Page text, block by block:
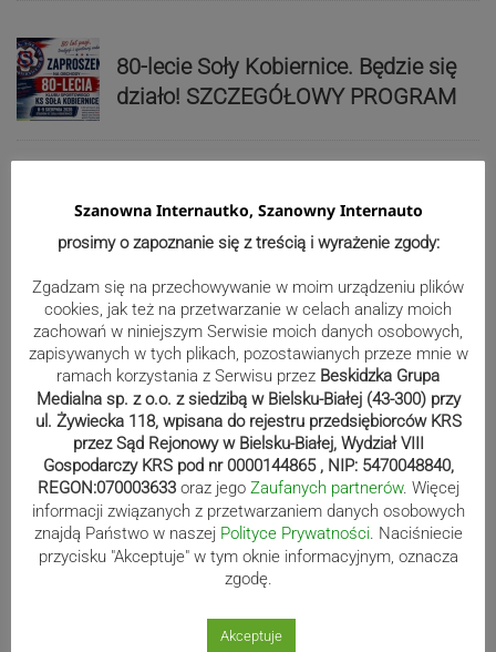
80-lecie Soły Kobiernice. Będzie się
działo! SZCZEGÓŁOWY PROGRAM
polo. Kilkadziesiąt drużyn z całej
Europy rywalizowało przez trzy dni
Nakamura z dubletem w Wiśle.
Dyskwalifikacja Waszka zmieniła
klasyfikację Polaków
Reklama
Szanowna Internautko, Szanowny Internauto
prosimy o zapoznanie się z treścią i wyrażenie zgody:
Zgadzam się na przechowywanie w moim urządzeniu plików
cookies, jak też na przetwarzanie w celach analizy moich
zachowań w niniejszym Serwisie moich danych osobowych,
zapisywanych w tych plikach, pozostawianych przeze mnie w
ramach korzystania z Serwisu przez Beskidzka Grupa
Medialna sp. z o.o. z siedzibą w Bielsku-Białej (43-300) przy
ul. Żywiecka 118, wpisana do rejestru przedsiębiorców KRS
przez Sąd Rejonowy w Bielsku-Białej, Wydział VIII
Gospodarczy KRS pod nr 0000144865 , NIP: 5470048840,
REGON:070003633 oraz jego Zaufanych partnerów. Więcej
informacji związanych z przetwarzaniem danych osobowych
znajdą Państwo w naszej Polityce Prywatności. Naciśniecie
przycisku "Akceptuje" w tym oknie informacyjnym, oznacza
zgodę.
Akceptuje